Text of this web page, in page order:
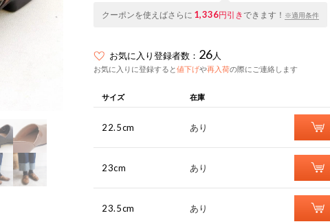
クーポンを使えばさらに 1,336円引きできます！ ※適用条件
お気に入り登録者数： 26人
お気に入りに登録すると値下げや再入荷の際にご連絡します
サイズ 在庫
22.5cm あり
23cm あり
23.5cm あり